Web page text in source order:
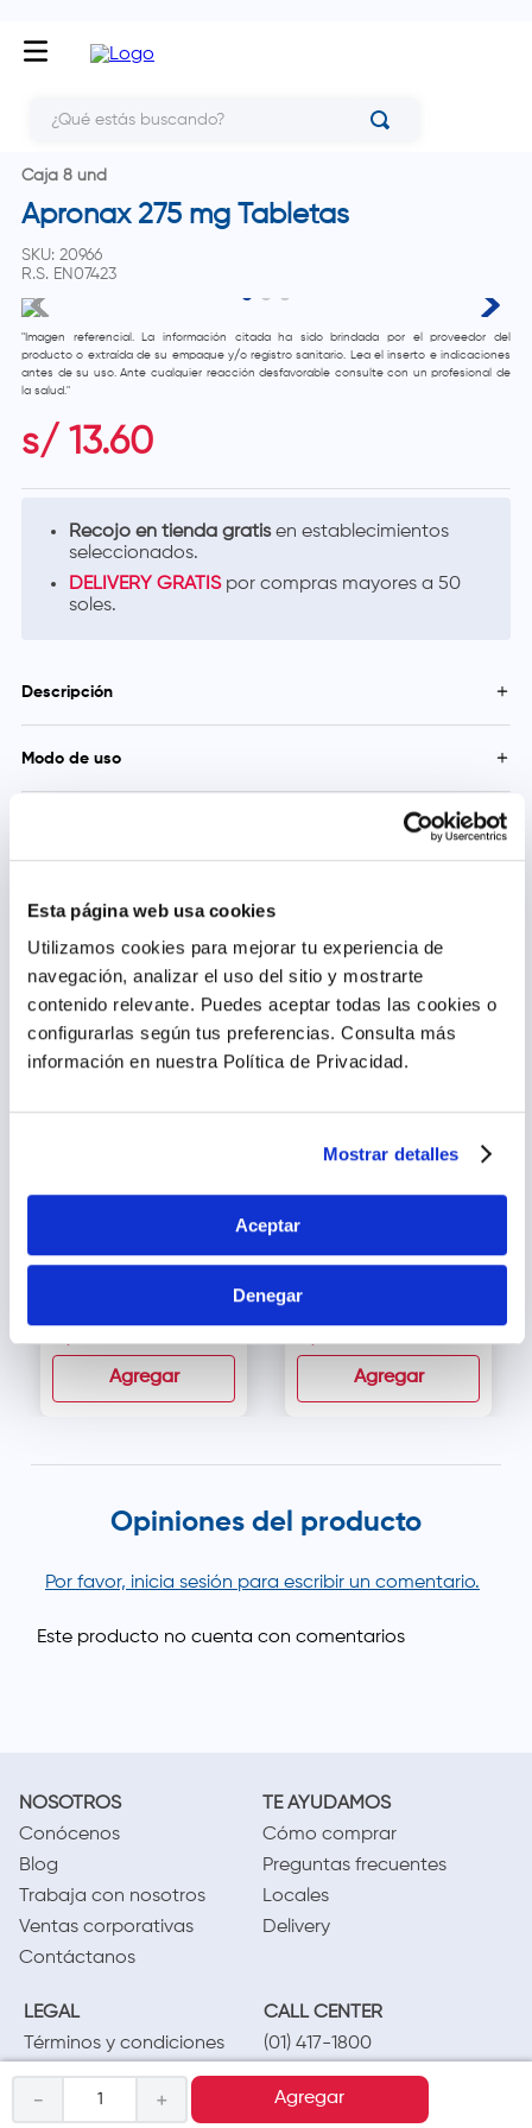
Esta página web usa cookies
Utilizamos cookies para mejorar tu experiencia de
navegación, analizar el uso del sitio y mostrarte
contenido relevante. Puedes aceptar todas las cookies o
configurarlas según tus preferencias. Consulta más
información en nuestra Política de Privacidad.
Mostrar detalles
Aceptar
Denegar
Caja 8 und
Apronax 275 mg Tabletas
SKU: 20966
R.S. EN07423
"Imagen referencial. La información citada ha sido brindada por el proveedor del
producto o extraída de su empaque y/o registro sanitario. Lea el inserto e indicaciones
antes de su uso. Ante cualquier reacción desfavorable consulte con un profesional de
la salud."
s/ 13.60
＋
－ Agregar
Recojo en tienda gratisen establecimientos
seleccionados.
DELIVERY GRATISpor compras mayores a 50
soles.
Descripción
Analgésico anti-inflamatorio para dolores fuertes tales como:
menstrual, fiebre por vacuna, dolor de cabeza, malestar por
resfriados, dolor dental. Brinda alivio hasta por 12 horas.
Modo de uso
insuficiencia cardiaca, renal o hepática.
Productos relacionados
Panadol Adulto 500 mg
Agregar
Aspirina 100 mg
Agregar
Opiniones del producto
Por favor, inicia sesión para escribir un comentario.
NOSOTROS
Conócenos
Blog
Trabaja con nosotros
Ventas corporativas
Contáctanos
TE AYUDAMOS
Cómo comprar
Preguntas frecuentes
Locales
Delivery
LEGAL
Términos y condiciones
Políticas de privacidad
Cambios y devoluciones
CALL CENTER
(01) 417-1800